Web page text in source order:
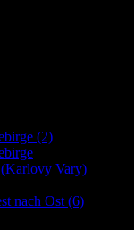
(2)
(Karlovy Vary)
nach Ost (6)